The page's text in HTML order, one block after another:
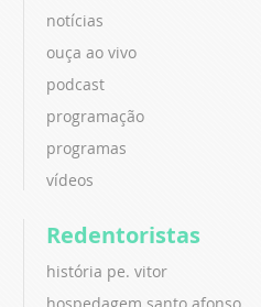
notícias
ouça ao vivo
podcast
programação
programas
vídeos
Redentoristas
história pe. vitor
hospedagem santo afonso